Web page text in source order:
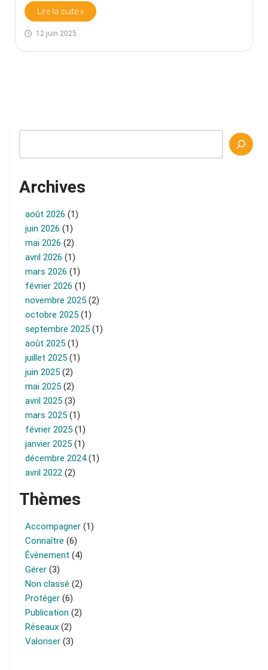
12 juin 2025
Lire la suite »
Archives
août 2026 (1)
juin 2026 (1)
mai 2026 (2)
avril 2026 (1)
mars 2026 (1)
février 2026 (1)
novembre 2025 (2)
octobre 2025 (1)
septembre 2025 (1)
août 2025 (1)
juillet 2025 (1)
juin 2025 (2)
mai 2025 (2)
avril 2025 (3)
mars 2025 (1)
février 2025 (1)
janvier 2025 (1)
décembre 2024(1)
avril 2022 (2)
Thèmes
Accompagner (1)
Connaître (6)
Évènement (4)
Gérer (3)
Non classé (2)
Protéger (6)
Publication (2)
Réseaux (2)
Valoriser (3)